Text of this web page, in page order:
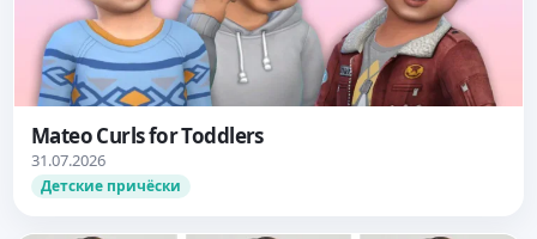
Mateo Curls for Toddlers
31.07.2026
Детские причёски